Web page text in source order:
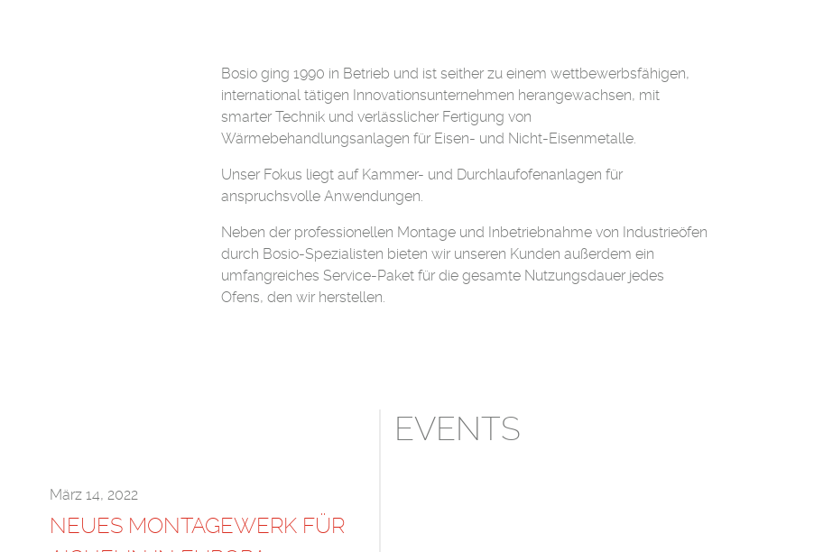
Bosio ging 1990 in Betrieb und ist seither zu einem wettbewerbsfähigen,
international tätigen Innovationsunternehmen herangewachsen, mit
smarter Technik und verlässlicher Fertigung von
Wärmebehandlungsanlagen für Eisen- und Nicht-Eisenmetalle.
Unser Fokus liegt auf Kammer- und Durchlaufofenanlagen für
anspruchsvolle Anwendungen.
Neben der professionellen Montage und Inbetriebnahme von Industrieöfen
durch Bosio-Spezialisten bieten wir unseren Kunden außerdem ein
umfangreiches Service-Paket für die gesamte Nutzungsdauer jedes
Ofens, den wir herstellen.
März 14, 2022
NEUES MONTAGEWERK FÜR
EVENTS